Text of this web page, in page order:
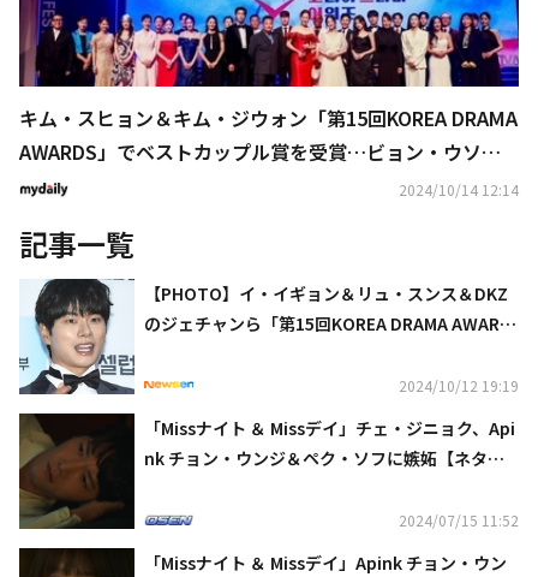
キム・スヒョン＆キム・ジウォン「第15回KOREA DRAMA
AWARDS」でベストカップル賞を受賞…ビョン・ウソク
はホットスター賞
2024/10/14 12:14
記事一覧
【PHOTO】イ・イギョン＆リュ・スンス＆DKZ
のジェチャンら「第15回KOREA DRAMA AWARD
2024/10/12 19:19
「Missナイト ＆ Missデイ」チェ・ジニョク、Api
nk チョン・ウンジ＆ペク・ソフに嫉妬【ネタバ
2024/07/15 11:52
「Missナイト ＆ Missデイ」Apink チョン・ウン